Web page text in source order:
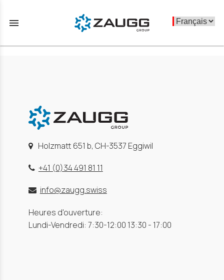
menu
Holzmatt 651 b, CH-3537 Eggiwil
+41 (0)34 491 81 11
info@zaugg.swiss
Heures d'ouverture:
Lundi-Vendredi: 7:30-12:00 13:30 - 17:00